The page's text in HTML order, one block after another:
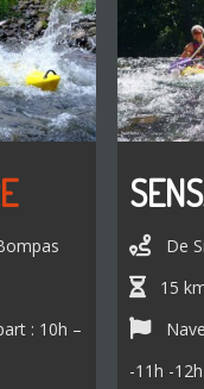
: 10h –
De
15
-11h -12h